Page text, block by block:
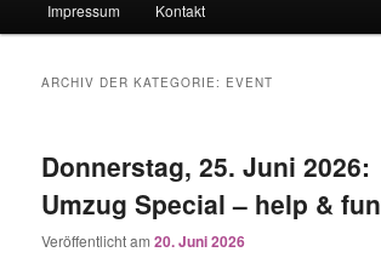
Impressum Kontakt
ARCHIV DER KATEGORIE: EVENT
Donnerstag, 25. Juni 2026:
Umzug Special – help & fun
Veröffentlicht am20. Juni 2026